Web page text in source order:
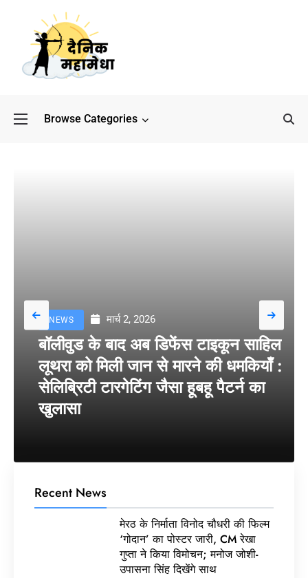
Browse Categories
NEWS मार्च 2, 2026
बॉलीवुड के बाद अब डिफेंस टाइकून साहिल
लूथरा को मिली जान से मारने की धमकियाँ :
सेलिब्रिटी टारगेटिंग जैसा हूबहू पैटर्न का
खुलासा
Recent News
मेरठ के निर्माता विनोद चौधरी की फिल्म
‘गोदान’ का पोस्टर जारी, CM रेखा
गुप्ता ने किया विमोचन; मनोज जोशी-
उपासना सिंह दिखेंगे साथ